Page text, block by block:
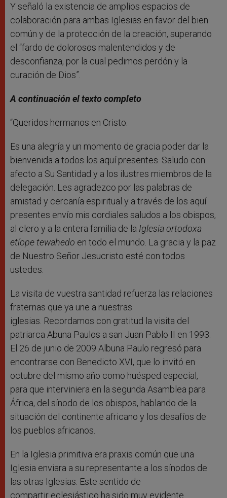
Y señaló la existencia de amplios espacios de
colaboración para ambas Iglesias en favor del bien
común y de la protección de la creación, superando
el “fardo de dolorosos malentendidos y de
desconfianza, por la cual pedimos perdón y la
curación de Dios”.
A continuación el texto completo
“Queridos hermanos en Cristo.
Es una alegría y un momento de gracia poder dar la
bienvenida a todos los aquí presentes. Saludo con
afecto a Su Santidad y a los ilustres miembros de la
delegación. Les agradezco por las palabras de
amistad y cercanía espiritual y a través de los aquí
presentes envío mis cordiales saludos a los obispos,
al clero y a la entera familia de la Iglesia ortodoxa
etíope tewahedo en todo el mundo. La gracia y la paz
de Nuestro Señor Jesucristo esté con todos
ustedes.
La visita de vuestra santidad refuerza las relaciones
fraternas que ya une a nuestras
iglesias. Recordamos con gratitud la visita del
patriarca Abuna Paulos a san Juan Pablo II en 1993.
El 26 de junio de 2009 Albuna Paulo regresó para
encontrarse con Benedicto XVI, que lo invitó en
octubre del mismo año como huésped especial,
para que interviniera en la segunda Asamblea para
África, del sínodo de los obispos, hablando de la
situación del continente africano y los desafíos de
los pueblos africanos.
En la Iglesia primitiva era praxis común que una
Iglesia enviara a su representante a los sínodos de
las otras Iglesias. Este sentido de
compartir eclesiástico ha sido muy evidente